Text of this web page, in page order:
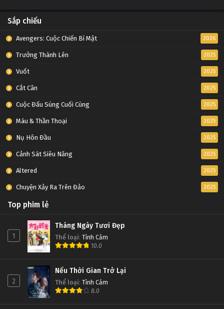
Sắp chiếu
Avengers: Cuộc Chiến Bí Mật 2026
Trưởng Thành Lên 2025
Vuốt 2025
Cắt Cân 2025
Cuộc Đấu Súng Cuối Cùng 2025
Máu & Thần Thoại 2025
Nụ Hôn Đầu 2025
Cảnh Sát Siêu Năng 2025
Altered 2025
Chuyện Xảy Ra Trên Đảo 2025
Top phim lẻ
1
Tháng Ngày Tươi Đẹp
Thể loại: Tình Cảm
10.0
2
Nếu Thời Gian Trở Lại
Thể loại: Tình Cảm
8.0